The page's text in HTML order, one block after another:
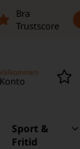
Bra
Trustscore
Välkommen
Konto
Sport &
Fritid